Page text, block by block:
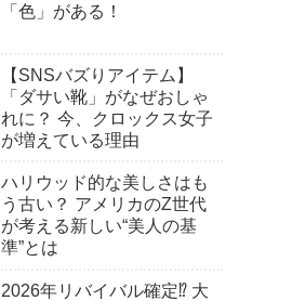
「色」がある！
【SNSバズりアイテム】
「ダサい靴」がなぜおしゃ
れに？ 今、クロックス女子
が増えている理由
ハリウッド的な美しさはも
う古い？ アメリカのZ世代
が考える新しい“美人の基
準”とは
2026年リバイバル確定⁉︎ 大